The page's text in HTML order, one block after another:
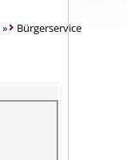
»
Bürgerservice